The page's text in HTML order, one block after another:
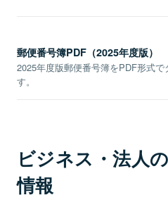
郵便番号簿PDF（2025年度版）
2025年度版郵便番号簿をPDF形式で
す。
ビジネス・法人
情報